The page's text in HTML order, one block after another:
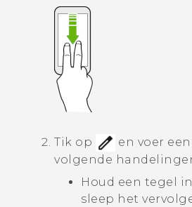
Tik op
en voer
volgende
Houd een tegel
sleep het